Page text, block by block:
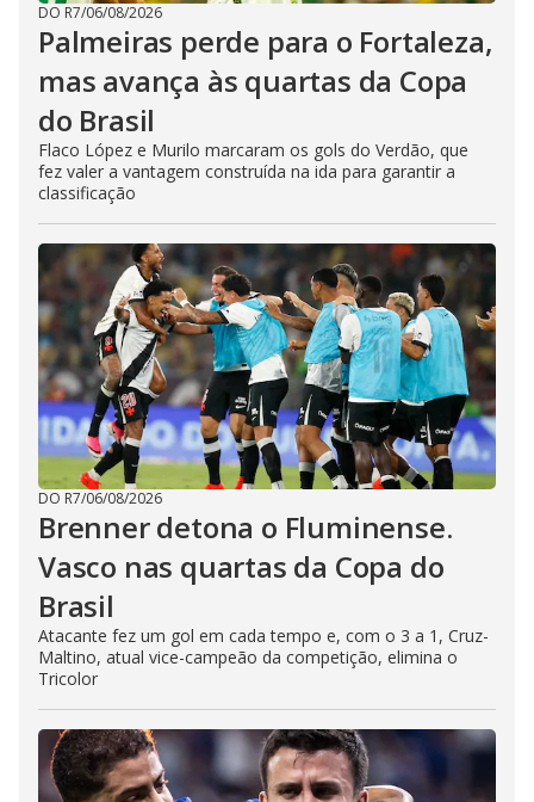
DO R7/06/08/2026
Palmeiras perde para o Fortaleza,
mas avança às quartas da Copa
do Brasil
Flaco López e Murilo marcaram os gols do Verdão, que
fez valer a vantagem construída na ida para garantir a
classificação
DO R7/06/08/2026
Brenner detona o Fluminense.
Vasco nas quartas da Copa do
Brasil
Atacante fez um gol em cada tempo e, com o 3 a 1, Cruz-
Maltino, atual vice-campeão da competição, elimina o
Tricolor